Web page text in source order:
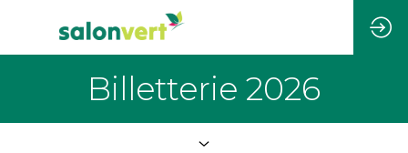
Billetterie 2026